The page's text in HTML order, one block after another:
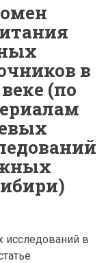
в
(по
исследований в